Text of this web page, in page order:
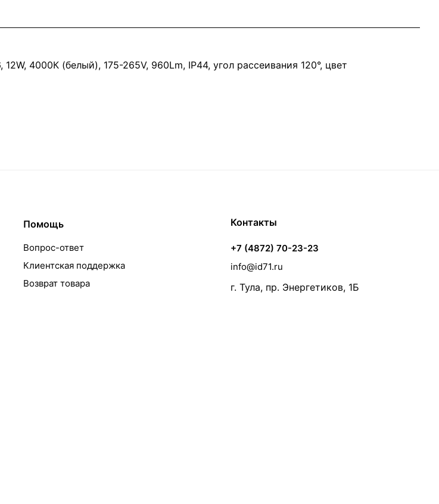
4000К (белый), 175-265V, 960Lm, IP44, угол рассеивания 120°, цвет
Помощь
Вопрос-ответ
Клиентская поддержка
Возврат товара
Контакты
+7 (4872) 70-23-23
info@id71.ru
г. Тула, пр. Энергетиков, 1Б